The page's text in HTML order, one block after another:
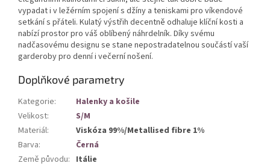
vypadat i v ležérním spojení s džíny a teniskami pro víkendové
setkání s přáteli. Kulatý výstřih decentně odhaluje klíční kosti a
nabízí prostor pro váš oblíbený náhrdelník. Díky svému
nadčasovému designu se stane nepostradatelnou součástí vaší
garderoby pro denní i večerní nošení.
Doplňkové parametry
Kategorie:
Halenky a košile
Velikost:
S/M
Materiál:
Viskóza 99%/Metallised fibre 1%
Barva:
Černá
Země původu: Itálie